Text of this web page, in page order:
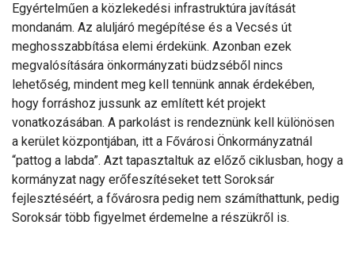
Egyértelműen a közlekedési infrastruktúra javítását
mondanám. Az aluljáró megépítése és a Vecsés út
meghosszabbítása elemi érdekünk. Azonban ezek
megvalósítására önkormányzati büdzséből nincs
lehetőség, mindent meg kell tennünk annak érdekében,
hogy forráshoz jussunk az említett két projekt
vonatkozásában. A parkolást is rendeznünk kell különösen
a kerület központjában, itt a Fővárosi Önkormányzatnál
“pattog a labda”. Azt tapasztaltuk az előző ciklusban, hogy a
kormányzat nagy erőfeszítéseket tett Soroksár
fejlesztéséért, a fővárosra pedig nem számíthattunk, pedig
Soroksár több figyelmet érdemelne a részükről is.